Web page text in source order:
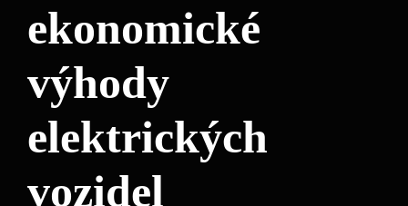
ekonomické
výhody
elektrických
vozidel